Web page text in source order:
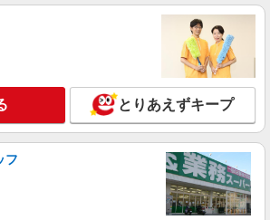
電量販店内の携帯販売スタッフ
月給 247,340円 〜 247,340円 試用期間なし ※
経験・能力による 【試用期間】時給 0 円 〜 0 円
■ソフトバンク販売契約社員【会津若松市エリ
福島県会津若松市
詳細を見る
フトバンクショップの携帯販売スタッフ
とりあえずキープ
フ